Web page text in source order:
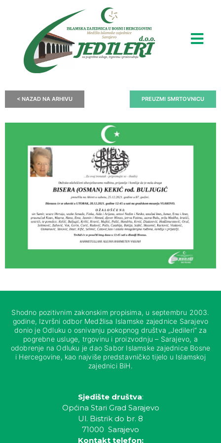
< NAZAD NA ARHIVU PREUZMI SMRTOVNICU
Shodno pozitivnim zakonskim propisima, u septembru 2003.
godine, Izvršni odbor Medžlisa Islamske zajednice Sarajevo
donio je Odluku o osnivanju pokopnog društva „Jedileri“ za
pogrebne usluge, trgovinu i proizvodnju – Sarajevo, a
odobrenje na Odluku je dao Sabor Islamske zajednice Bosne
i Hercegovine, kao najviše predstavničko tijelo u Islamskoj
zajednici BiH.
Sjedište društva:
Općina Stari Grad Sarajevo
Ul. Bistrik do br. 8
71000 Sarajevo
Kontakt telefon: